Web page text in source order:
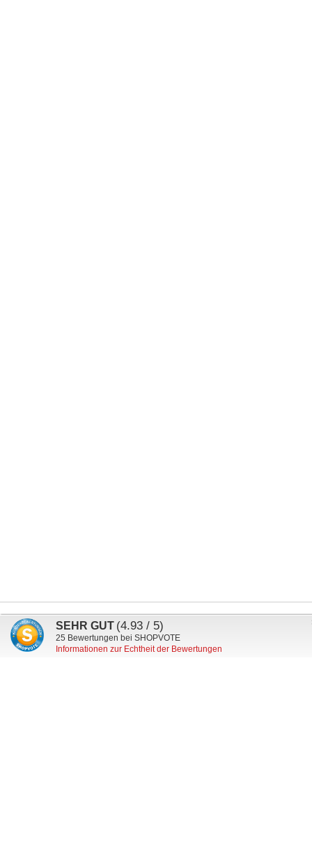
Anmeldung
zum
Newsletter:
SEHR GUT (4.93 / 5)
25 Bewertungen bei SHOPVOTE
Informationen zur Echtheit der Bewertungen